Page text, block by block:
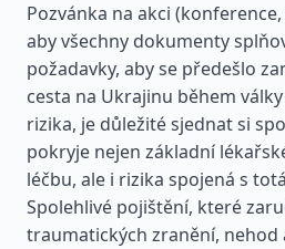
Pozvánka na akci
aby všechny dokumenty
požadavky, aby se předešlo
cesta na Ukrajinu během
rizika, je důležité sjednat si
pokryje nejen základní
léčbu, ale i rizika spojená s
Spolehlivé pojištění, které
traumatických zranění, nehod